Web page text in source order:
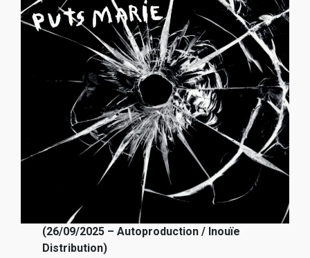
(26/09/2025 – Autoproduction / Inouïe
Distribution)